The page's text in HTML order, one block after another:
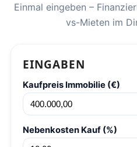
Einmal eingeben –
vs-Mieten im
EINGABEN
Kaufpreis Immobilie (€)
Nebenkosten Kauf (%)